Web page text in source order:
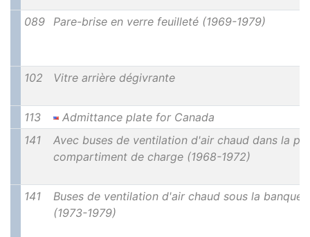
089 Pare-brise en verre feuilleté (1969-1979)
102 Vitre arrière dégivrante
113
Admittance plate for Canada
141
Avec buses de ventilation d'air chaud dans la
compartiment de charge (1968-1972)
141
Buses de ventilation d'air chaud sous la
(1973-1979)